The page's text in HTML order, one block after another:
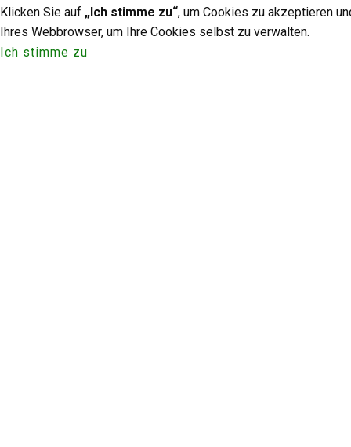
Klicken Sie auf „Ich stimme zu“, um Cookies zu akzeptieren
Ihres Webbrowser, um Ihre Cookies selbst zu verwalten.
Ich stimme zu